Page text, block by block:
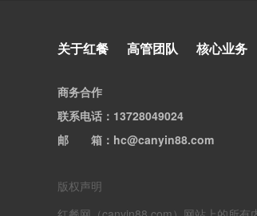
上市；喜茶工坊店正式开业
关于红餐 高管团队 核心业务
商务合作
联系电话 ：13728049024
邮箱：hc@canyin88.com
版权声明